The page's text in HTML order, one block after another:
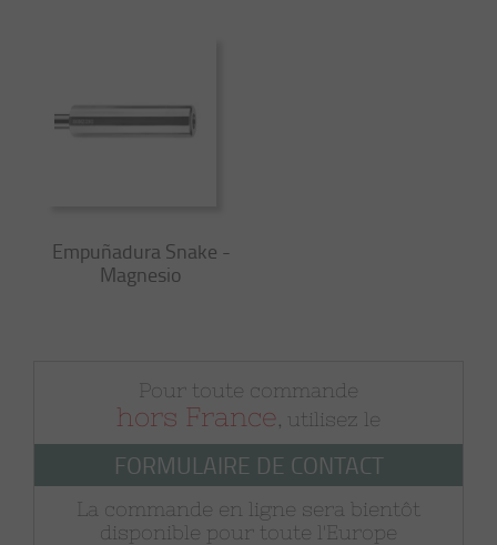
Empuñadura Snake -
Magnesio
Pour toute commande
hors France , utilisez le
FORMULAIRE DE CONTACT
La commande en ligne sera bientôt
disponible pour toute l'Europe